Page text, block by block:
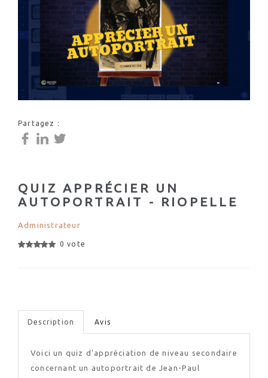
Partagez :
QUIZ APPRÉCIER UN
AUTOPORTRAIT - RIOPELLE
Administrateur
0 vote
Description Avis
Voici un quiz d’appréciation de niveau secondaire
concernant un autoportrait de Jean-Paul